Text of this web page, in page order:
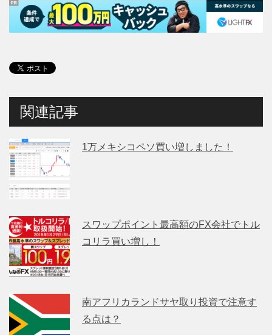
関連記事
1万メキシコペソ買い増しました！
スワップポイント最高額のFX会社でトル
コリラ買い増し！
南アフリカランドサヤ取り投資で注意す
る点は？